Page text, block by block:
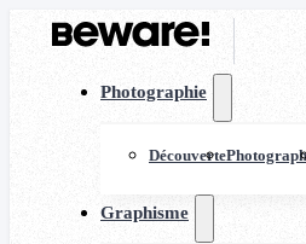
Photographie
Découverte
Graphisme